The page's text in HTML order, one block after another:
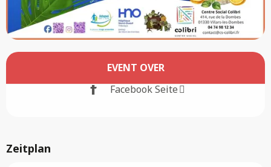
Öffnungszeiten & Kontaktdaten
EVENT OVER
Facebook Seite
Zeitplan